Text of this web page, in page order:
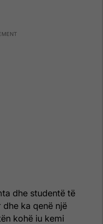
dhe studentë të
ka qenë një
kohë iu kemi